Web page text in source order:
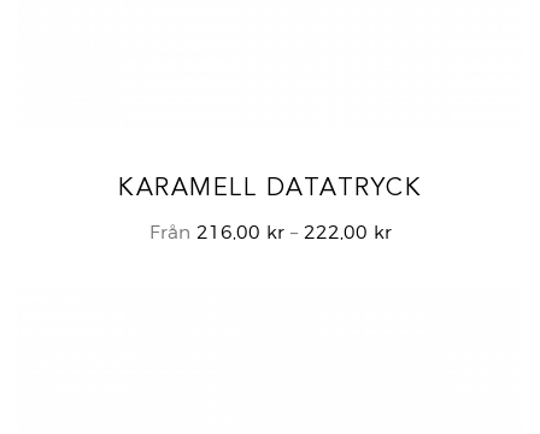
KARAMELL DATATRYCK
Från 216,00 kr – 222,00 krPrisintervall: